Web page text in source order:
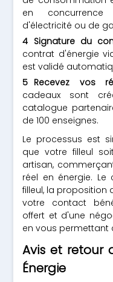
en concurrence
d'électricité ou de
Signature du
contrat d'énergie
est validé
Recevez vos
cadeaux sont
catalogue
de 100 enseignes.
Le processus est
que votre filleul
artisan,
réel en énergie.
filleul, la proposition
votre contact
offert et d'une
en vous permettant
Avis et retour
Énergie